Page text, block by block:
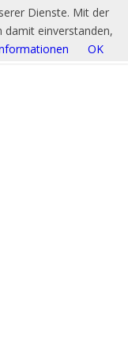
Dienste. Mit der
damit einverstanden,
OK